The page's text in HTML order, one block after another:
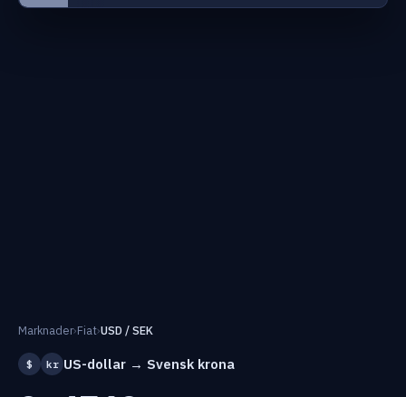
Marknader›Fiat›USD / SEK
$ kr US-dollar → Svensk krona